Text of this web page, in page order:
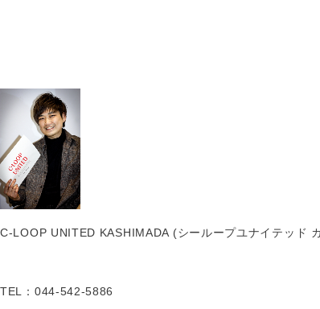
C-LOOP UNITED KASHIMADA (シーループユナイテッド
TEL：044-542-5886